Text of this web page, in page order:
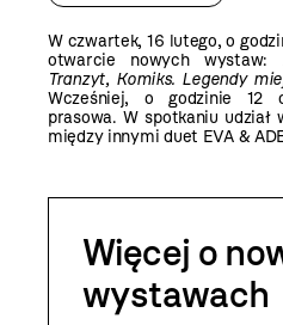
W czwartek, 16 lutego, o
otwarcie nowych wystaw:
Tranzyt, Komiks. Legendy
Wcześniej, o godzinie 12
prasowa. W spotkaniu
między innymi duet EVA &
Więcej o
wystawach